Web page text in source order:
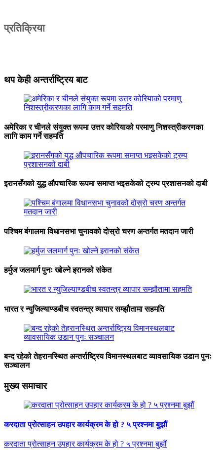
प्रतिक्रिया
थप केही अन्तर्राष्ट्रिय बाट
अमेरिका र चीनले संयुक्त रूपमा उत्तर कोरियाको परमाणु निशस्त्रीकरणका
लागि काम गर्ने सहमति
इरानसँगको युद्ध औपचारिक रूपमा समाप्त भइसकेको ट्रम्प प्रशासनको दाबी
पश्चिम बंगालमा विधानसभा चुनावको दोस्रो चरण अन्तर्गत मतदान जारी
हर्मुज जलमार्ग पुनः खोल्ने इरानको संकेत
भारत र न्युजिल्याण्डबीच स्वतन्त्र व्यापार सम्झौतामा सहमति
बन्द रहेको तेहरानस्थित अन्तर्राष्ट्रिय विमानस्थलबाट व्यावसायिक उडान पुनः
सञ्चालन
मुख्य समाचार
करदाता प्रोत्साहन उपहार कार्यक्रम के हो ? ५ प्रश्नमा बुझौं
करदाता प्रोत्साहन उपहार कार्यक्रम के हो ? ५ प्रश्नमा बुझौं